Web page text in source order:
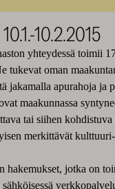
10.2.2015
yhteydessä toimii
tukevat oman
jakamalla apurahoja ja
maakunnassa
tai siihen kohdistuva
merkittävät
hakemukset, jotka on